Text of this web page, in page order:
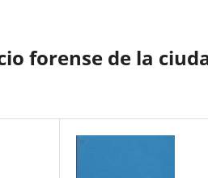
forense de la